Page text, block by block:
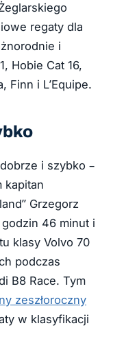
regaty dla
i
Hobie Cat 16,
Finn i L’Equipe.
i szybko –
kapitan
Grzegorz
46 minut i
klasy Volvo 70
podczas
B8 Race. Tym
zeszłoroczny
w klasyfikacji